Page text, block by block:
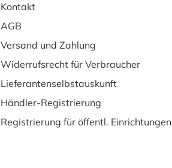
Kontakt
AGB
Versand und Zahlung
Widerrufsrecht für Verbraucher
Lieferantenselbstauskunft
Händler-Registrierung
Registrierung für öffentl. Einrichtungen